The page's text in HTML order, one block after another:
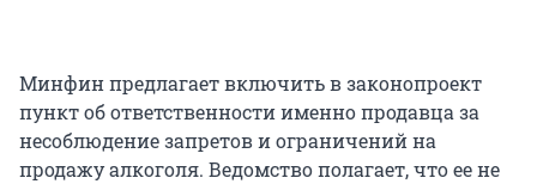
Минфин предлагает включить в законопроект
пункт об ответственности именно продавца за
несоблюдение запретов и ограничений на
продажу алкоголя. Ведомство полагает, что ее не